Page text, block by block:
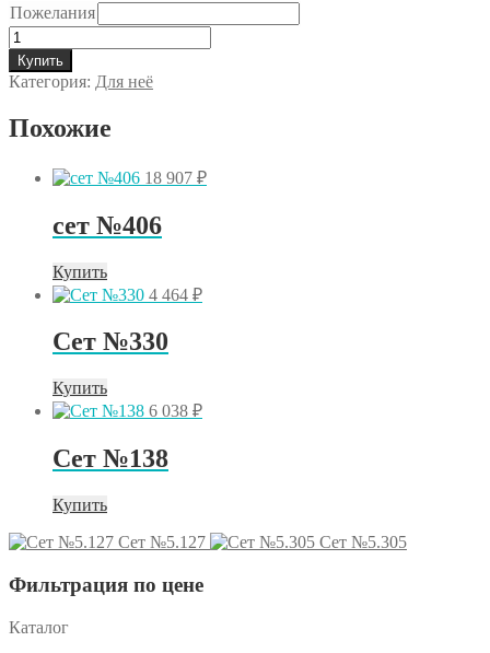
Пожелания
Количество
товара
Набор
надутых
Сет
Купить
Категория: Для неё
Похожие
18 907 ₽
сет №406
Купить
4 464 ₽
Сет №330
Купить
6 038 ₽
Сет №138
Купить
Сет №5.127
Сет №5.305
Фильтрация по цене
Каталог